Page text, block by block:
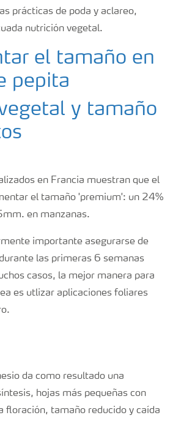
aplicación de fertilizantes
prácticas de poda y aclareo,
nutrición vegetal.
y tamaño
en Francia muestran que el
el tamaño 'premium': un 24%
en manzanas.
importante asegurarse de
las primeras 6 semanas
casos, la mejor manera para
es utlizar aplicaciones foliares
da como resultado una
hojas más pequeñas con
floración, tamaño reducido y caída